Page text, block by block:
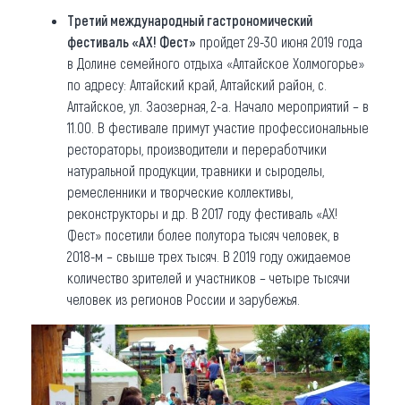
Третий международный гастрономический
фестиваль «АХ! Фест» пройдет 29-30 июня 2019 года
в Долине семейного отдыха «Алтайское Холмогорье»
по адресу: Алтайский край, Алтайский район, с.
Алтайское, ул. Заозерная, 2-а. Начало мероприятий – в
11.00. В фестивале примут участие профессиональные
рестораторы, производители и переработчики
натуральной продукции, травники и сыроделы,
ремесленники и творческие коллективы,
реконструкторы и др. В 2017 году фестиваль «АХ!
Фест» посетили более полутора тысяч человек, в
2018-м – свыше трех тысяч. В 2019 году ожидаемое
количество зрителей и участников – четыре тысячи
человек из регионов России и зарубежья.